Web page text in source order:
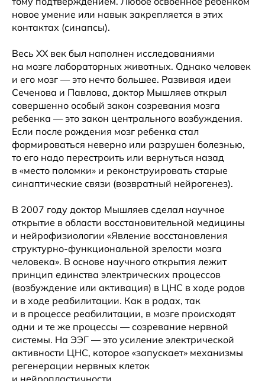
новое умение или навык закрепляется в этих
контактах (синапсы).
Весь ХХ век был наполнен исследованиями
на мозге лабораторных животных. Однако человек
и его мозг — это нечто большее. Развивая идеи
Сеченова и Павлова, доктор Мышляев открыл
совершенно особый закон созревания мозга
ребенка — это закон центрального возбуждения.
Если после рождения мозг ребенка стал
формироваться неверно или разрушен болезнью,
то его надо перестроить или вернуться назад
в «место поломки» и реконструировать старые
синаптические связи (возвратный нейрогенез).
В 2007 году доктор Мышляев сделал научное
открытие в области восстановительной медицины
и нейрофизиологии «Явление восстановления
структурно-функциональной зрелости мозга
человека». В основе научного открытия лежит
принцип единства электрических процессов
(возбуждение или активация) в ЦНС в ходе родов
и в ходе реабилитации. Как в родах, так
и в процессе реабилитации, в мозге происходят
одни и те же процессы — созревание нервной
системы. На ЭЭГ — это усиление электрической
активности ЦНС, которое «запускает» механизмы
регенерации нервных клеток
и нейропластичности.